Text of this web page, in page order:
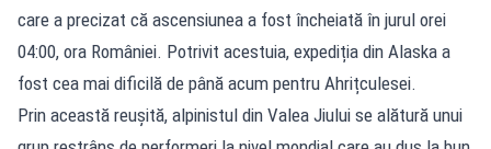
care a precizat că ascensiunea a fost încheiată în jurul orei
04:00, ora României. Potrivit acestuia, expediția din Alaska a
fost cea mai dificilă de până acum pentru Ahrițculesei.
Prin această reușită, alpinistul din Valea Jiului se alătură unui